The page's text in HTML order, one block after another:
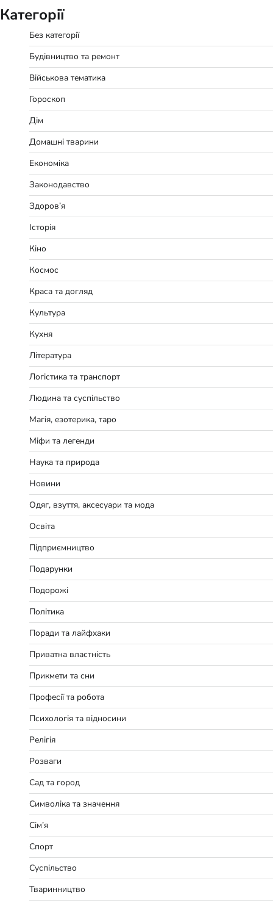
Категорії
Без категорії
Будівництво та ремонт
Військова тематика
Гороскоп
Дім
Домашні тварини
Економіка
Законодавство
Здоров’я
Історія
Кіно
Космос
Краса та догляд
Культура
Кухня
Література
Логістика та транспорт
Людина та суспільство
Магія, езотерика, таро
Міфи та легенди
Наука та природа
Новини
Одяг, взуття, аксесуари та мода
Освіта
Підприємництво
Подарунки
Подорожі
Політика
Поради та лайфхаки
Приватна властність
Прикмети та сни
Професії та робота
Психологія та відносини
Релігія
Розваги
Сад та город
Символіка та значення
Сім’я
Спорт
Суспільство
Тваринництво